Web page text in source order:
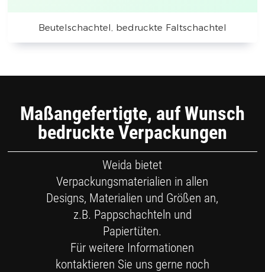
Beutelschachtel, bedruckte Faltschachtel
Maßangefertigte, auf Wunsch
bedruckte Verpackungen
Weida bietet
Verpackungsmaterialien in allen
Designs, Materialien und Größen an,
z.B. Pappschachteln und
Papiertüten.
Für weitere Informationen
kontaktieren Sie uns gerne noch